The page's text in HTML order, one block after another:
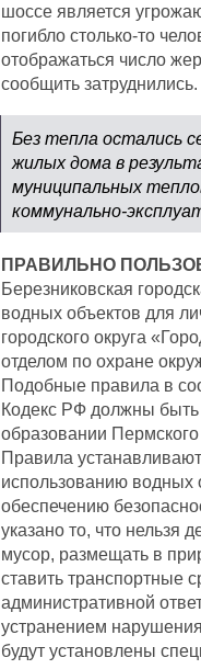
шоссе является
погибло столько-то
отображаться число
сообщить затруднились.
Без тепла остались
жилых дома в
муниципальных
коммунально-
ПРАВИЛЬНО
Березниковская
водных объектов для
городского округа
отделом по охране
Подобные правила в
Кодекс РФ должны
образовании
Правила
использованию водных
обеспечению
указано то, что нельзя
мусор, размещать в
ставить транспортные
административной
устранением
будут установлены